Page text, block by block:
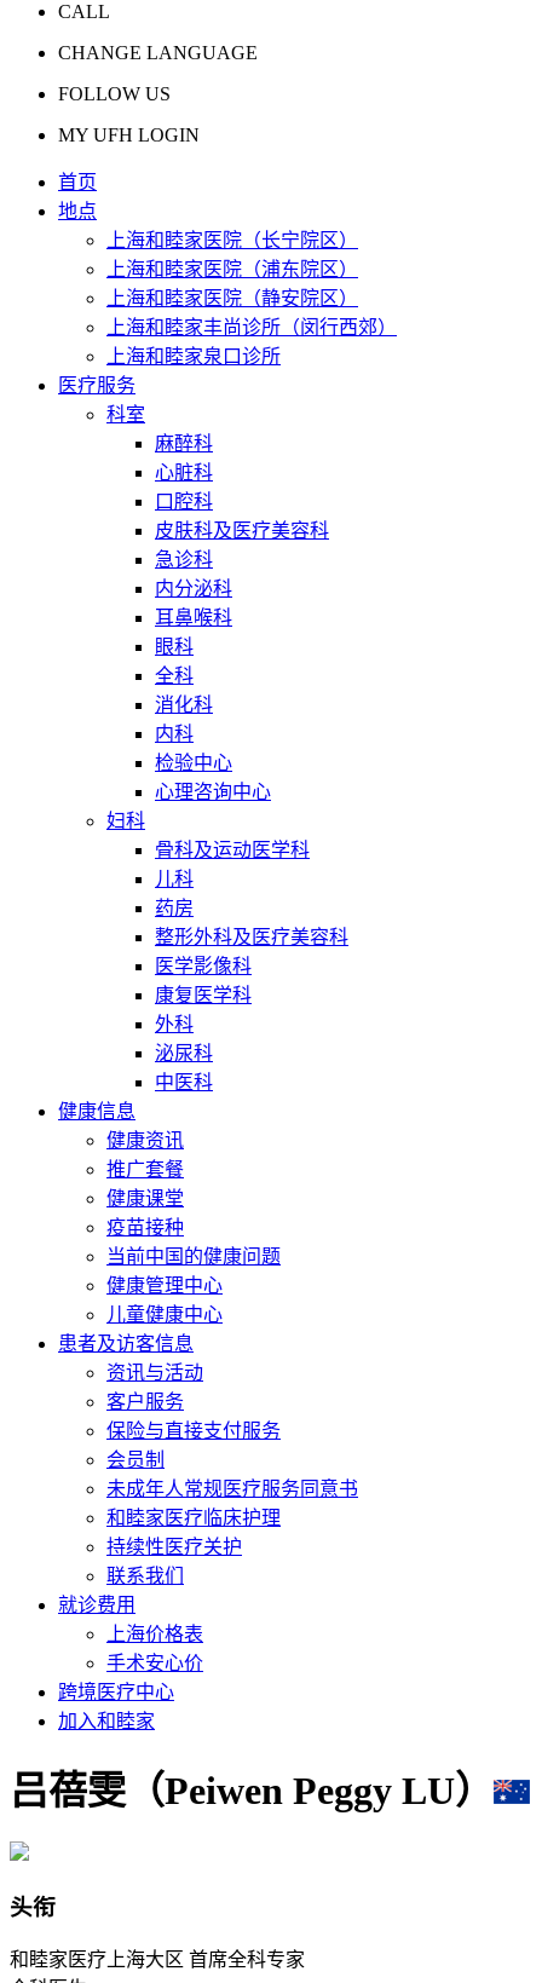
CALL
CHANGE LANGUAGE
FOLLOW US
MY UFH LOGIN
首页
地点
上海和睦家医院（长宁院区）
上海和睦家医院（浦东院区）
上海和睦家医院（静安院区）
上海和睦家丰尚诊所（闵行西郊）
上海和睦家泉口诊所
医疗服务
科室
麻醉科
心脏科
口腔科
皮肤科及医疗美容科
急诊科
内分泌科
耳鼻喉科
眼科
全科
消化科
内科
检验中心
心理咨询中心
妇科
骨科及运动医学科
儿科
药房
整形外科及医疗美容科
医学影像科
康复医学科
外科
泌尿科
中医科
健康信息
健康资讯
推广套餐
健康课堂
疫苗接种
当前中国的健康问题
健康管理中心
儿童健康中心
患者及访客信息
资讯与活动
客户服务
保险与直接支付服务
会员制
未成年人常规医疗服务同意书
和睦家医疗临床护理
持续性医疗关护
联系我们
就诊费用
上海价格表
手术安心价
跨境医疗中心
加入和睦家
吕蓓雯（Peiwen Peggy LU）
头衔
和睦家医疗上海大区 首席全科专家